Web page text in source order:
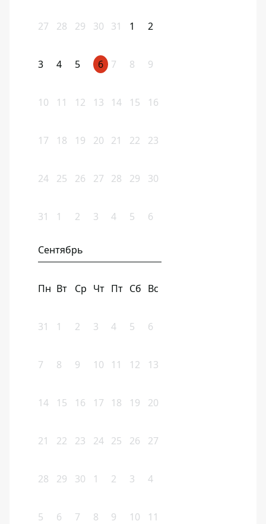
27 28 29 30 31 1 2
3 4 5 6 7 8 9
10 11 12 13 14 15 16
17 18 19 20 21 22 23
24 25 26 27 28 29 30
31 1 2 3 4 5 6
Сентябрь
Пн Вт Ср Чт Пт Сб Вс
31 1 2 3 4 5 6
7 8 9 10 11 12 13
14 15 16 17 18 19 20
21 22 23 24 25 26 27
28 29 30 1 2 3 4
5 6 7 8 9 10 11